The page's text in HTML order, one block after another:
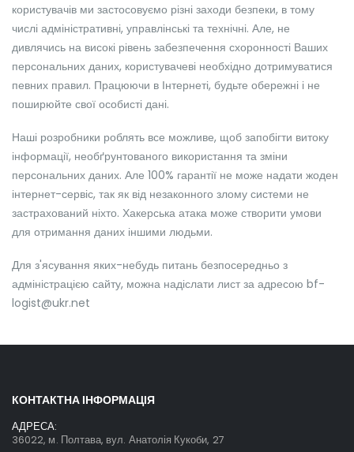
користувачів ми застосовуємо різні заходи безпеки, в тому
числі адміністративні, управлінські та технічні. Але, не
дивлячись на високі рівень забезпечення схоронності Ваших
персональних даних, користувачеві необхідно дотримуватися
певних правил. Працюючи в Інтернеті, будьте обережні і не
поширюйте свої особисті дані.
Наші розробники роблять все можливе, щоб запобігти витоку
інформації, необґрунтованого використання та зміни
персональних даних. Але 100% гарантії не може надати жоден
інтернет-сервіс, так як від незаконного злому системи не
застрахований ніхто. Хакерська атака може створити умови
для отримання даних іншими людьми.
Для з'ясування яких-небудь питань безпосередньо з
адміністрацією сайту, можна надіслати лист за адресою bf-
logist@ukr.net
КОНТАКТНА ІНФОРМАЦІЯ
АДРЕСА:
36022, м. Полтава, вул. Анатолія Кукоби, 27